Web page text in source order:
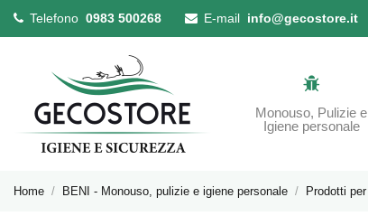
Telefono 0983 500268 E-mail info@gecostore.it
Monouso, Pulizie e
Igiene personale
Home BENI - Monouso, pulizie e igiene personale Prodotti